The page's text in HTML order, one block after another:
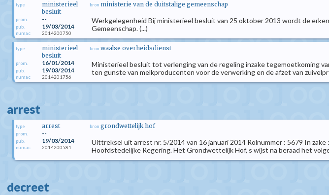
type
ministerieel
besluit
prom. --
pub. 19/03/2014
numac 2014200750
bron ministerie van de duitstalige gemeenschap
Werkgelegenheid Bij ministerieel besluit van 25 oktober 2013 wordt de
Gemeenschap. (...)
type
ministerieel
besluit
prom. 16/01/2014
pub. 19/03/2014
numac 2014201756
bron waalse overheidsdienst
Ministerieel besluit tot verlenging van de regeling inzake tegemoetkoming
ten gunste van melkproducenten voor de verwerking en de afzet van
arrest
type arrest
prom. --
pub. 19/03/2014
numac 2014200581
bron grondwettelijk hof
Uittreksel uit arrest nr. 5/2014 van 16 januari 2014 Rolnummer : 5679 In
Hoofdstedelijke Regering. Het Grondwettelijk Hof, s wijst na beraad het
decreet